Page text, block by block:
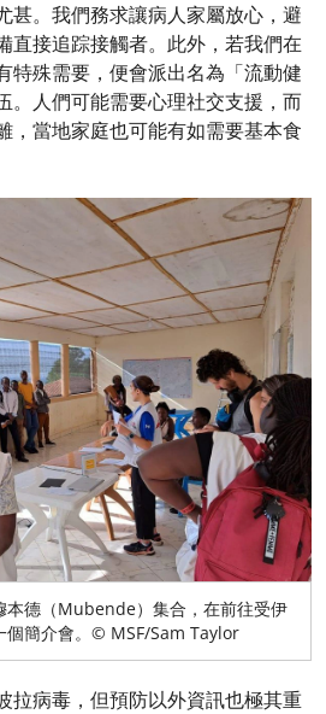
甚。我們務求讓病人家屬放心，避
直接追踪接觸者。此外，若我們在
特殊需要，便會派出名為「流動健
。人們可能需要心理社交支援，而
，當地家庭也可能有如需要基本食
本德（Mubende）集合，在前往受伊
個簡介會。© MSF/Sam Taylor
拉病毒，但預防以外資訊也極其重